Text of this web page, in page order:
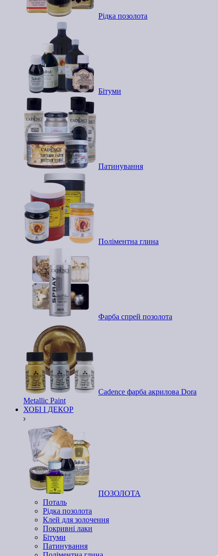
Рідка позолота
Бітуми
Патинування
Поліментна глина
Фарба спрей позолота
Cadence фарба акрилова Dora
Metallic Paint
ХОБІ І ДЕКОР
ПОЗОЛОТА
Поталь
Рідка позолота
Клей для золочення
Покривні лаки
Бітуми
Патинування